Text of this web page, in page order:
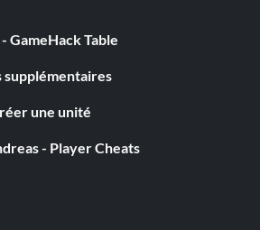
GameHack Table
supplémentaires
une unité
- Player Cheats